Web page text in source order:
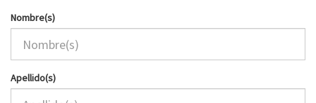
Nombre(s)
Apellido(s)